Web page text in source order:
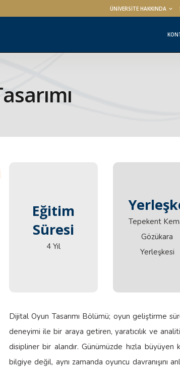
ÜNİVERSİTE HAKKINDA
Eğitim
Süresi
Eğitim
Süresi
4 Yıl
Tepekent
Gözükara
Yerleşkesi
Dijital Oyun Tasarımı Bölümü; oyun geliştirme
deneyimi ile bir araya getiren, yaratıcılık ve
disipliner bir alandır. Günümüzde hızla
bilgiye değil, aynı zamanda oyuncu davranışını